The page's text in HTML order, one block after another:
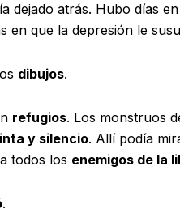
dejado atrás. Hubo días
en que la depresión le
dibujos.
refugios. Los monstruos
y silencio. Allí podía
todos los enemigos de la
.